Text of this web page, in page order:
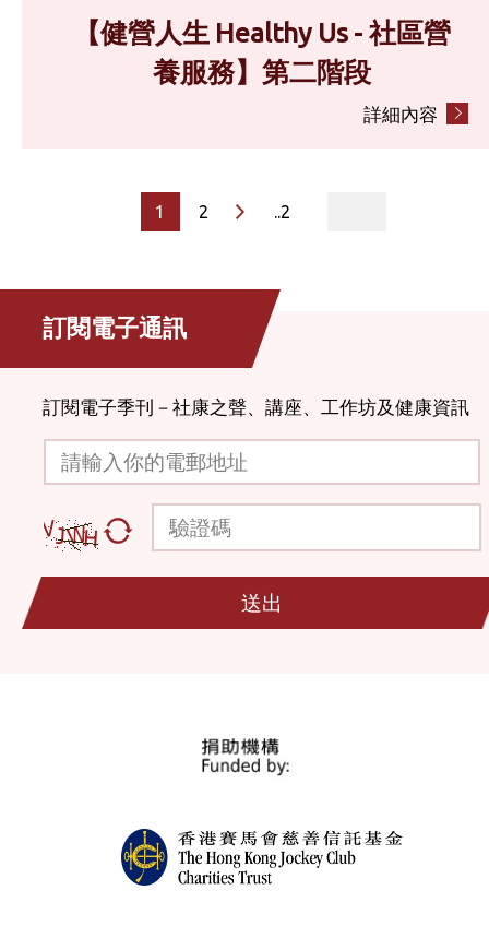
【健營人生 Healthy Us - 社區營
養服務】第二階段
詳細內容
1 2 ..2
訂閱電子通訊
訂閱電子季刊－社康之聲、講座、工作坊及健康資訊
請輸入你的電郵地址
驗證碼
送出